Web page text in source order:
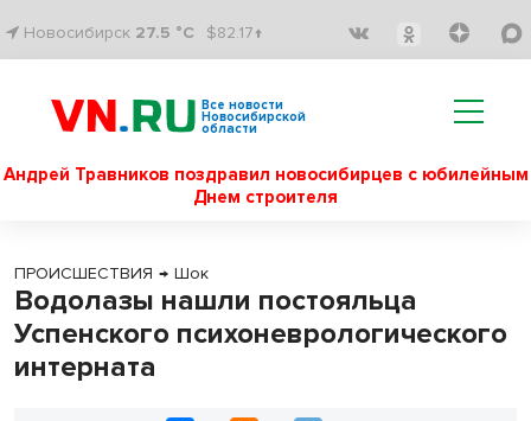
Новосибирск 27.5 °C $82.17↑
Все новости
Новосибирской
области
Андрей Травников поздравил новосибирцев с юбилейным
Днем строителя
ПРОИСШЕСТВИЯ → Шок
Водолазы нашли постояльца
Успенского психоневрологического
интерната